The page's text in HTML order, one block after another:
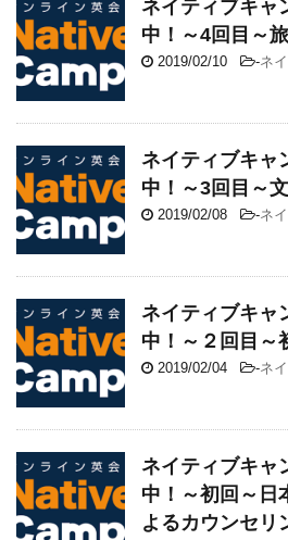
ネイティブキャ
中！～4回目～
2019/02/10 -ネ
ネイティブキャ
中！～3回目～
2019/02/08 -ネ
ネイティブキャ
中！～２回目～
2019/02/04 -ネ
ネイティブキャ
中！～初回～日
よるカウンセリ